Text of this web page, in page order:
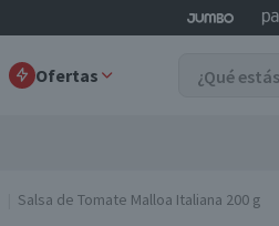
Ofertas
Salsa de Tomate Malloa Italiana 200 g